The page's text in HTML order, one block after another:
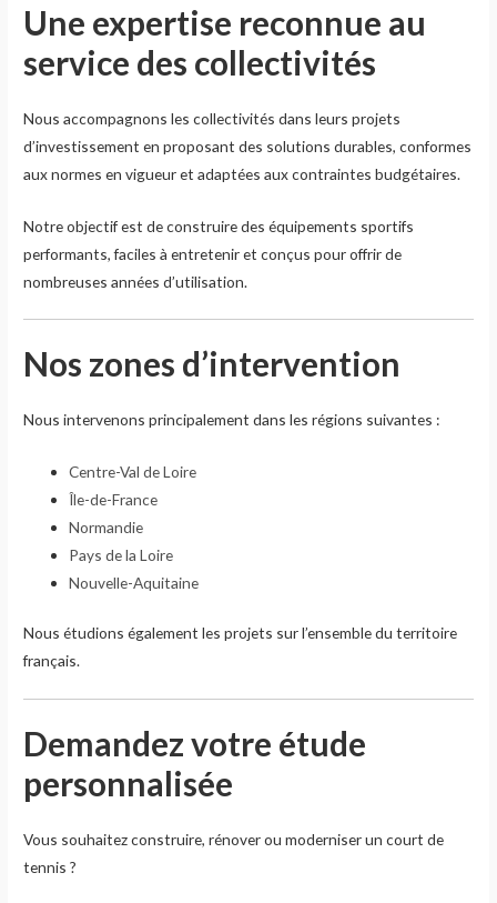
Une expertise reconnue au
service des collectivités
Nous accompagnons les collectivités dans leurs projets
d’investissement en proposant des solutions durables, conformes
aux normes en vigueur et adaptées aux contraintes budgétaires.
Notre objectif est de construire des équipements sportifs
performants, faciles à entretenir et conçus pour offrir de
nombreuses années d’utilisation.
Nos zones d’intervention
Nous intervenons principalement dans les régions suivantes :
Centre-Val de Loire
Île-de-France
Normandie
Pays de la Loire
Nouvelle-Aquitaine
Nous étudions également les projets sur l’ensemble du territoire
français.
Demandez votre étude
personnalisée
Vous souhaitez construire, rénover ou moderniser un court de
tennis ?